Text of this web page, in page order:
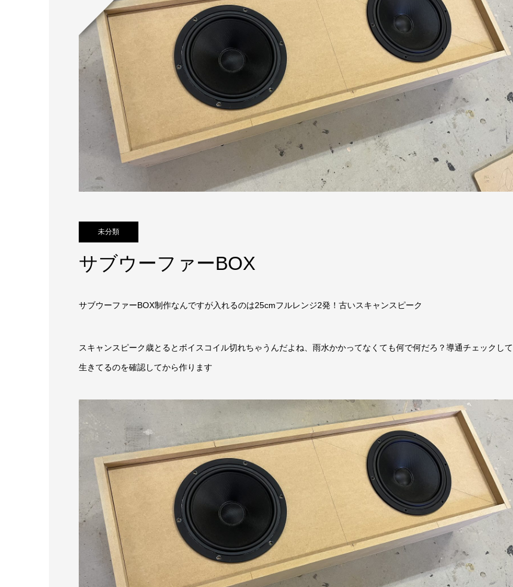
未分類
サブウーファーBOX
サブウーファーBOX制作なんですが入れるのは25cmフルレンジ2発！古いスキャンスピーク
スキャンスピーク歳とるとボイスコイル切れちゃうんだよね、雨水かかってなくても何で何だろ？導通チェックして
生きてるのを確認してから作ります